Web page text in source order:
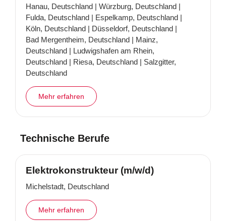
Hanau, Deutschland | Würzburg, Deutschland |
Fulda, Deutschland | Espelkamp, Deutschland |
Köln, Deutschland | Düsseldorf, Deutschland |
Bad Mergentheim, Deutschland | Mainz,
Deutschland | Ludwigshafen am Rhein,
Deutschland | Riesa, Deutschland | Salzgitter,
Deutschland
Mehr erfahren
Technische Berufe
Elektrokonstrukteur (m/w/d)
Michelstadt, Deutschland
Mehr erfahren